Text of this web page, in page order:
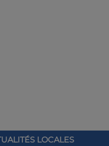
LOCALES